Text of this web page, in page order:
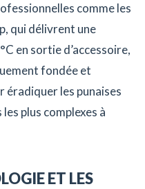
comme les
qui délivrent une
en sortie d’accessoire,
fondée et
les punaises
plus complexes à
ET LES